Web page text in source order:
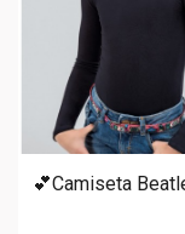
💕Camiseta